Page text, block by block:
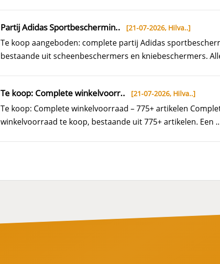
Partij Adidas Sportbeschermin.. [21-07-2026, Hilva..]
Te koop aangeboden: complete partij Adidas
bestaande uit scheenbeschermers en kniebeschermers.
Te koop: Complete winkelvoorr.. [21-07-2026, Hilva..]
Te koop: Complete winkelvoorraad – 775+ artikelen
winkelvoorraad te koop, bestaande uit 775+ artikelen. Een ..